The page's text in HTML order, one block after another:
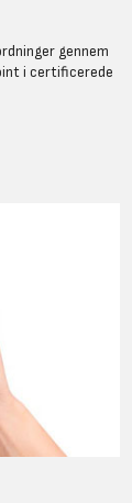
gennem
i certificerede